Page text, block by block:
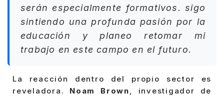
serán especialmente formativos. sigo
sintiendo una profunda pasión por la
educación y planeo retomar mi
trabajo en este campo en el futuro.
La reacción dentro del propio sector es
reveladora. Noam Brown , investigador de